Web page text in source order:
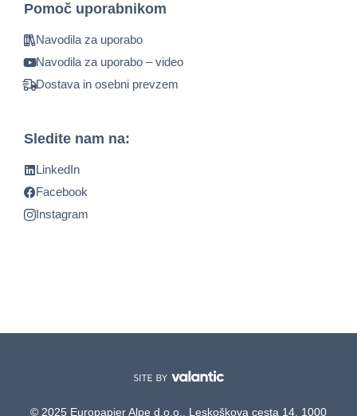
Pomoč uporabnikom
Navodila za uporabo
Navodila za uporabo – video
Dostava in osebni prevzem
Sledite nam na:
LinkedIn
Facebook
Instagram
© 2025 Europapier Alpe d.o.o., Leskoškova cesta 14, 1000